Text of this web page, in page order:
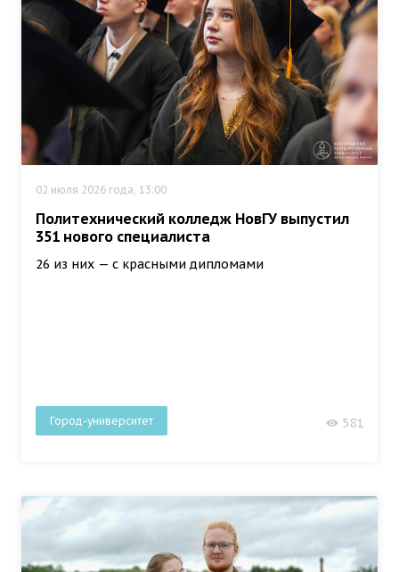
02 июля 2026 года, 13:00
Политехнический колледж НовГУ выпустил
351 нового специалиста
26 из них — с красными дипломами
Город-университет 581